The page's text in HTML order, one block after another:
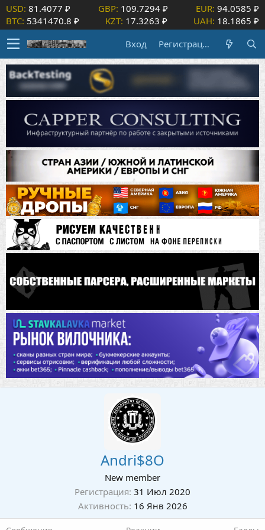
USD: 81.4077 ₽ GBP: 109.7294 ₽ EUR: 94.0585 ₽
BTC: 5341470.8 ₽ KZT: 17.3263 ₽ UAH: 18.1865 ₽
Вход
Регистрация
Andri$8O
New member
Регистрация 31 Июл 2020
Активность 16 Янв 2026